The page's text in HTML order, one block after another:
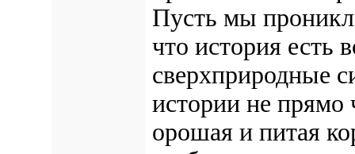
Пусть мы
что история есть
сверхприродные
истории не
орошая и питая